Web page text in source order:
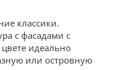
классики.
с фасадами с
идеально
или островную